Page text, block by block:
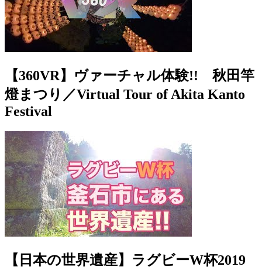
【360VR】ヴァーチャル体験!! 秋田竿
燈まつり／Virtual Tour of Akita Kanto
Festival
【日本の世界遺産】ラグビーW杯2019